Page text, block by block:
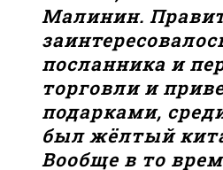
Малинин.
посланника и
торговли и
подарками,
был жёлтый
Вообще в то